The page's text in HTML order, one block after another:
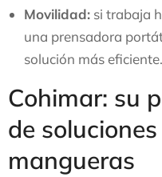
Movilidad: si trabaja
una prensadora
solución más eficiente.
Cohimar: su
de
mangueras